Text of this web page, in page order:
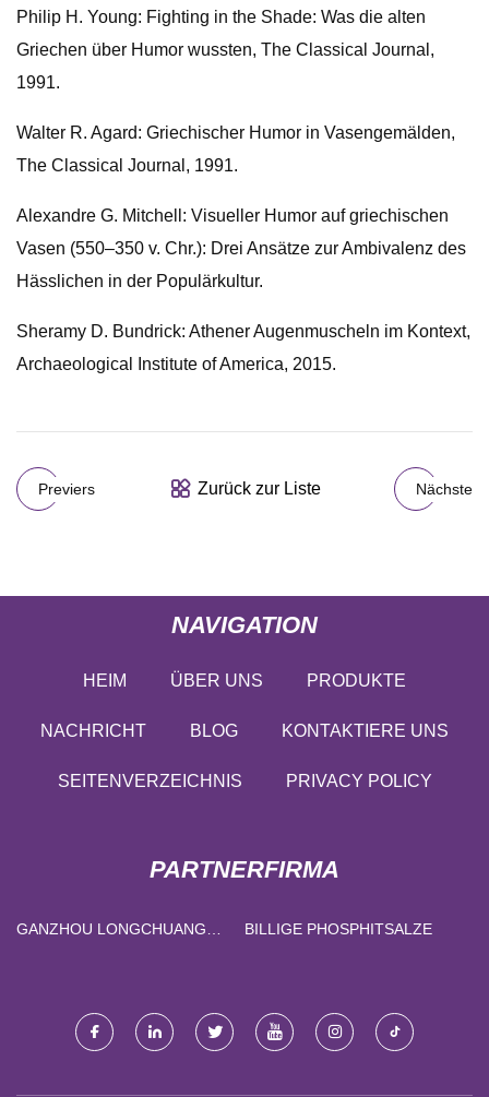
Philip H. Young: Fighting in the Shade: Was die alten
Griechen über Humor wussten, The Classical Journal,
1991.
Walter R. Agard: Griechischer Humor in Vasengemälden,
The Classical Journal, 1991.
Alexandre G. Mitchell: Visueller Humor auf griechischen
Vasen (550–350 v. Chr.): Drei Ansätze zur Ambivalenz des
Hässlichen in der Populärkultur.
Sheramy D. Bundrick: Athener Augenmuscheln im Kontext,
Archaeological Institute of America, 2015.
Previers Zurück zur Liste Nächste
NAVIGATION
HEIM ÜBER UNS PRODUKTE
NACHRICHT BLOG KONTAKTIERE UNS
SEITENVERZEICHNIS PRIVACY POLICY
PARTNERFIRMA
GANZHOU LONGCHUANG
BILLIGE PHOSPHITSALZE